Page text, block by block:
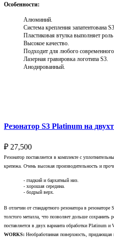
Особенности:
Алюминий.
Система крепления запатентована
Пластиковая втулка выполняет
Высокое качество.
Подходит для любого
Лазерная гравировка логотипа S3.
Анодированный.
Резонатор S3 Platinum на
₽ 27,500
Резонатор поставляется в комплекте с
крепежа. Очень высокая производительность и
- гладкий и бархатный низ.
- хорошая середина.
- бодрый верх.
В отличии от стандартного резонатора в резонаторе
толстого металла, что позволяет дольше сохранить
поставляется в двух варианта обработки Platinum и
WORKS: Необработанная поверхность,